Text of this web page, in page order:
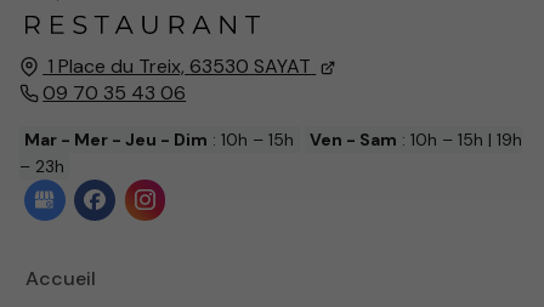
1 Place du Treix, 63530 SAYAT
09 70 35 43 06
Mar - Mer - Jeu - Dim : 10h – 15h Ven - Sam : 10h – 15h | 19h
– 23h
Accueil